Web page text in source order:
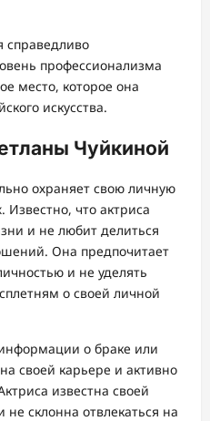
справедливо
профессионализма
место, которое она
искусства.
Чуйкиной
охраняет свою личную
Известно, что актриса
и не любит делиться
Она предпочитает
и не уделять
о своей личной
о браке или
своей карьере и активно
известна своей
склонна отвлекаться на